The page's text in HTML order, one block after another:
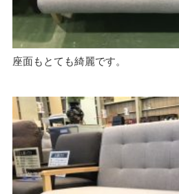
座面もとても綺麗です。